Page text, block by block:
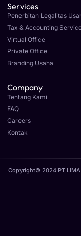
Services
Penerbitan Legalitas
Tax & Accounting
Virtual Office
Private Office
Branding Usaha
Company
Tentang Kami
FAQ
Careers
Kontak
Copyright© 2024 PT LIMA